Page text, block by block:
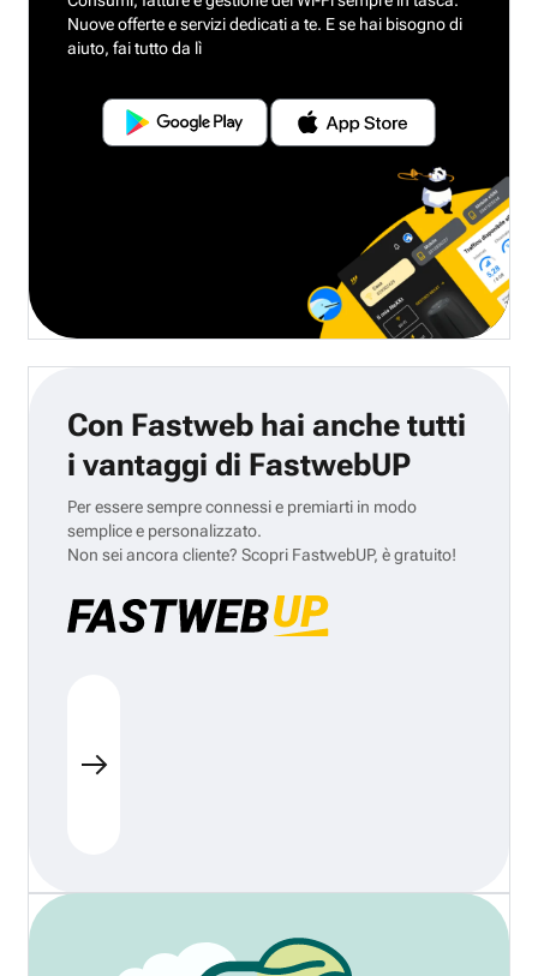
Nuove offerte e servizi dedicati a te. E se hai bisogno di
aiuto, fai tutto da lì
Con Fastweb hai anche tutti
i vantaggi di FastwebUP
Per essere sempre connessi e premiarti in modo
semplice e personalizzato.
Non sei ancora cliente? Scopri FastwebUP, è gratuito!